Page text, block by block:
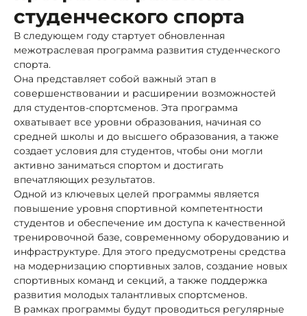
студенческого спорта
В следующем году стартует обновленная
межотраслевая программа развития студенческого
спорта.
Она представляет собой важный этап в
совершенствовании и расширении возможностей
для студентов-спортсменов. Эта программа
охватывает все уровни образования, начиная со
средней школы и до высшего образования, а также
создает условия для студентов, чтобы они могли
активно заниматься спортом и достигать
впечатляющих результатов.
Одной из ключевых целей программы является
повышение уровня спортивной компетентности
студентов и обеспечение им доступа к качественной
тренировочной базе, современному оборудованию и
инфраструктуре. Для этого предусмотрены средства
на модернизацию спортивных залов, создание новых
спортивных команд и секций, а также поддержка
развития молодых талантливых спортсменов.
В рамках программы будут проводиться регулярные